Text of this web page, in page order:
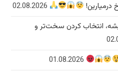
02.08.2026
انتخاب کردن سخت‌تر و
01.08.2026